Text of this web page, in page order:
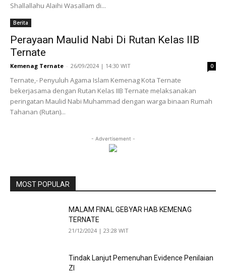
Shallallahu Alaihi Wasallam di...
Berita
Perayaan Maulid Nabi Di Rutan Kelas IIB
Ternate
Kemenag Ternate - 26/09/2024 | 14:30 WIT 0
Ternate,- Penyuluh Agama Islam Kemenag Kota Ternate
bekerjasama dengan Rutan Kelas IIB Ternate melaksanakan
peringatan Maulid Nabi Muhammad dengan warga binaan Rumah
Tahanan (Rutan)...
- Advertisement -
MOST POPULAR
MALAM FINAL GEBYAR HAB KEMENAG
TERNATE
21/12/2024 | 23:28 WIT
Tindak Lanjut Pemenuhan Evidence Penilaian
ZI